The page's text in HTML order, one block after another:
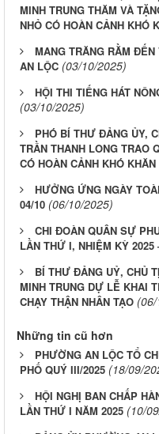
MINH TRUNG THĂM VÀ
NHỎ CÓ HOÀN CẢNH KHÓ
MANG TRĂNG RẰM
AN LỘC (03/10/2025)
HỘI THI TIẾNG HÁT
(03/10/2025)
PHÓ BÍ THƯ ĐẢNG ỦY,
TRẦN THANH LONG TRAO
CÓ HOÀN CẢNH KHÓ KHĂN
HƯỞNG ỨNG NGÀY
04/10 (06/10/2025)
CHI ĐOÀN QUÂN SỰ
LẦN THỨ I, NHIỆM KỲ 2025
BÍ THƯ ĐẢNG UỶ, CHỦ
MINH TRUNG DỰ LỄ KHAI
CHẠY THẬN NHÂN TẠO
Những tin cũ hơn
PHƯỜNG AN LỘC TỔ
PHỐ QUÝ III/2025 (18/09/
HỘI NGHỊ BAN CHẤP
LẦN THỨ I NĂM 2025 (10/